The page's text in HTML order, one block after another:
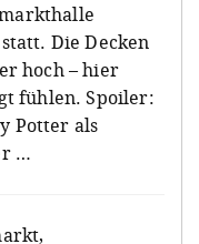
Die Decken
hoch – hier
fühlen. Spoiler:
Potter als
…
,